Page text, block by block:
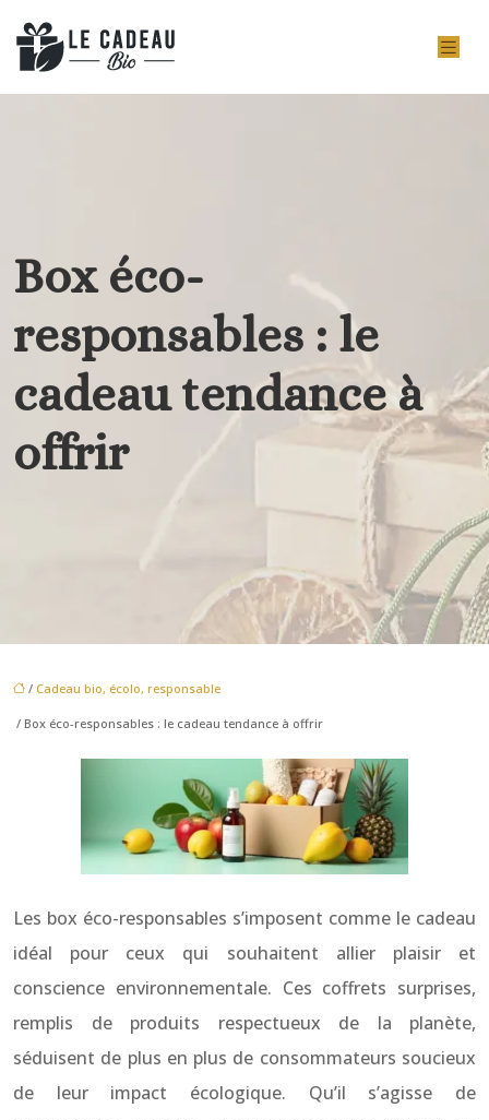
Box éco-
responsables : le
cadeau tendance à
offrir
/ Cadeau bio, écolo, responsable
/ Box éco-responsables : le cadeau tendance à offrir
Les box éco-responsables s’imposent comme le cadeau
idéal pour ceux qui souhaitent allier plaisir et
conscience environnementale. Ces coffrets surprises,
remplis de produits respectueux de la planète,
séduisent de plus en plus de consommateurs soucieux
de leur impact écologique. Qu’il s’agisse de